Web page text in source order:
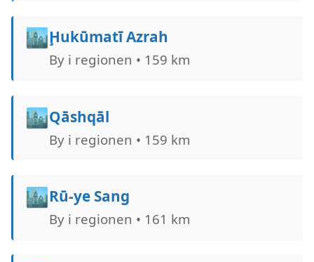
🏙️Ḩukūmatī Azrah
By i regionen • 159 km
🏙️Qāshqāl
By i regionen • 159 km
🏙️Rū-ye Sang
By i regionen • 161 km